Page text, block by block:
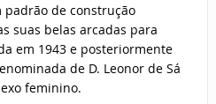
padrão de construção
suas belas arcadas para
em 1943 e posteriormente
de D. Leonor de Sá
feminino.